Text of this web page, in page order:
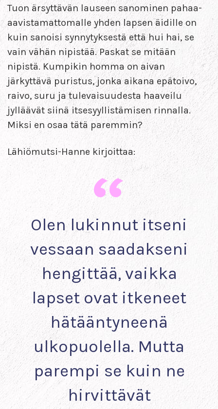
Tuon ärsyttävän lauseen sanominen pahaa-
aavistamattomalle yhden lapsen äidille on
kuin sanoisi synnytyksestä että hui hai, se
vain vähän nipistää. Paskat se mitään
nipistä. Kumpikin homma on aivan
järkyttävä puristus, jonka aikana epätoivo,
raivo, suru ja tulevaisuudesta haaveilu
jylläävät siinä itsesyyllistämisen rinnalla.
Miksi en osaa tätä paremmin?
Lähiömutsi-Hanne kirjoittaa:
Olen lukinnut itseni
vessaan saadakseni
hengittää, vaikka
lapset ovat itkeneet
hätääntyneenä
ulkopuolella. Mutta
parempi se kuin ne
hirvittävät